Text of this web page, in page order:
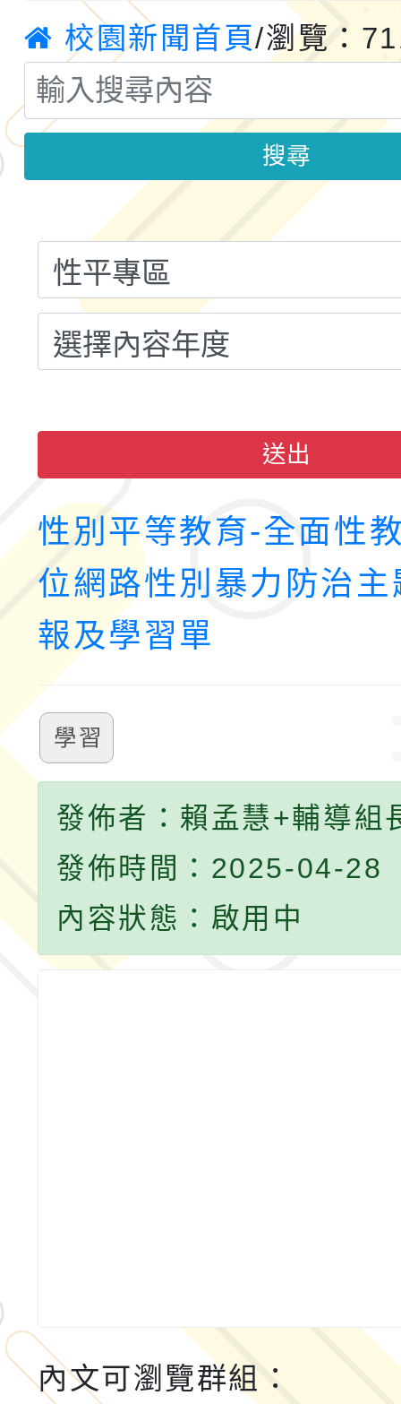
成果展」
桃園市大溪自造教育及
年八月份教師研習
國立成功大學辦理「台
融平台-教案暨教學示
115學年度「學習扶助
計畫子計畫十一-2：國
小時認證研習計畫」
115年度「教育部表揚
義教育推展貢獻獎」實
校園新聞首頁/瀏覽：
搜尋
送出
性別平等教育-全面性
位網路性別暴力防治
報及學習單
學習
發佈者：賴孟慧+輔導組
發佈時間：2025-04-28
內容狀態：啟用中
內文可瀏覽群組：